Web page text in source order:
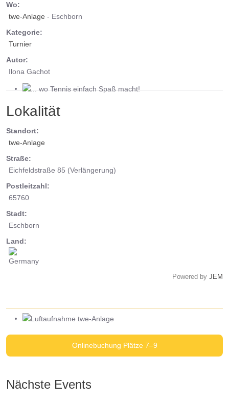
Wo:
twe-Anlage - Eschborn
Kategorie:
Turnier
Autor:
Ilona Gachot
Lokalität
Standort:
twe-Anlage
Straße:
Eichfeldstraße 85 (Verlängerung)
Postleitzahl:
65760
Stadt:
Eschborn
Land:
Powered by JEM
Onlinebuchung Plätze 7–9
Nächste Events